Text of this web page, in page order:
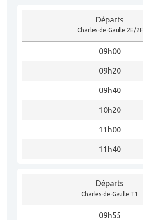
Départs
Charles-de-Gaulle 2E/2F
09h00
09h20
09h40
10h20
11h00
11h40
Départs
Charles-de-Gaulle T1
09h55